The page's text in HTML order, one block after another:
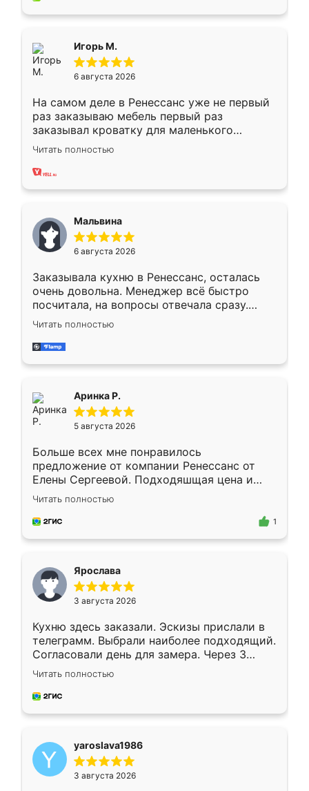
Игорь М.
6 августа 2026
На самом деле в Ренессанс уже не первый
раз заказываю мебель первый раз
заказывал кроватку для маленького
ребёнка при его рождении ,во второй раз
заказал шкаф-купе. По качеству очень
хорошее сборка достаточно быстрая,
меньше, здесь же он более разнообразный.
Мне нравится ,если что-то потребуется из
мебели буду заказывать только здесь.
Читать полностью
Мальвина
6 августа 2026
Заказывала кухню в Ренессанс, осталась
очень довольна. Менеджер всё быстро
посчитала, на вопросы отвечала сразу.
Замерщик приехал в субботу, подошёл к
делу со всей ответственностью. Собрали
за день, ребята работали аккуратно, даже
Читать полностью
Аринка Р.
5 августа 2026
Больше всех мне понравилось
предложение от компании Ренессанс от
Елены Сергеевой. Подходяшщая цена и
короткие сроки изготовления. Приехавший
для замера сотрудник Владислав
предложил по моему эскизу самый
Читать полностью
1
Ярослава
3 августа 2026
Кухню здесь заказали. Эскизы прислали в
телеграмм. Выбрали наиболее подходящий.
Согласовали день для замера. Через 3
недели кухня была уже готова. Остались
довольны работой. Спасибо Ренессанс
мебель за качественную работу!
Читать полностью
yaroslava1986
3 августа 2026